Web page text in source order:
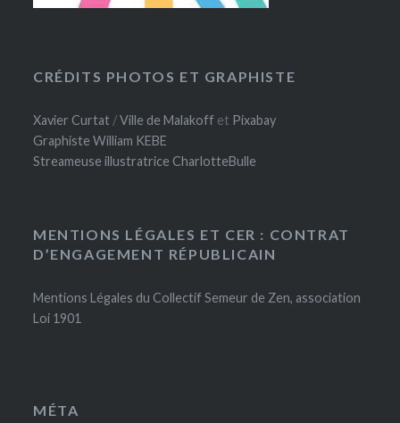
CRÉDITS PHOTOS ET GRAPHISTE
Xavier Curtat /Ville de Malakoff et Pixabay
Graphiste William KEBE
Streameuse illustratrice CharlotteBulle
MENTIONS LÉGALES ET CER : CONTRAT
D’ENGAGEMENT RÉPUBLICAIN
Mentions Légales du Collectif Semeur de Zen, association
Loi 1901
MÉTA